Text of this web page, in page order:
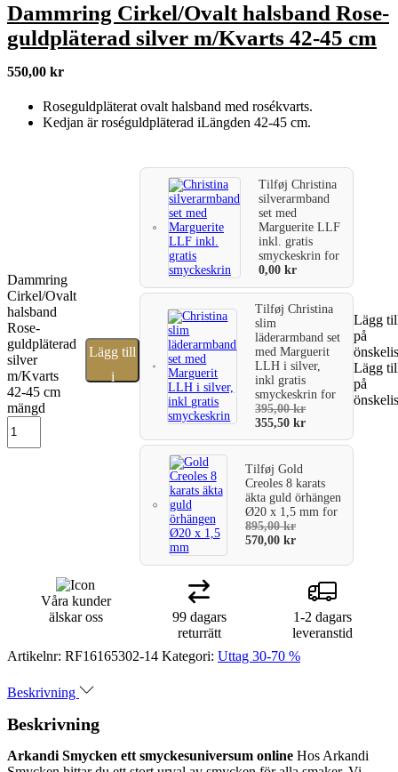
Dammring Cirkel/Ovalt halsband Rose-
guldpläterad silver m/Kvarts 42-45 cm
550,00 kr
Roseguldpläterat ovalt halsband med rosékvarts.
Kedjan är roséguldpläterad iLängden 42-45 cm.
Dammring
Cirkel/Ovalt
halsband
Rose-
guldpläterad
silver
m/Kvarts
42-45 cm
mängd
Lägg till
i
TilføjChristina
silverarmband
set med
Marguerite LLF
inkl. gratis
smyckeskrinfor
0,00kr
TilføjChristina
slim
läderarmband set
med Marguerit
LLH i silver,
inkl gratis
smyckeskrinfor
395,00kr
355,50kr
TilføjGold
Creoles 8 karats
äkta guld örhängen
Ø20 x 1,5 mmfor
895,00kr
570,00kr
Lägg
på
Lägg
på
Våra kunder
älskar oss
99 dagars
returrätt
1-2 dagars
leveranstid
Artikelnr: RF16165302-14 Kategori: Uttag 30-70 %
Beskrivning
Beskrivning
Arkandi Smycken ett smyckesuniversum online Hos Arkandi